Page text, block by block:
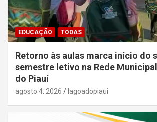
EDUCAÇÃO TODAS
Retorno às aulas marca início do
semestre letivo na Rede
do Piauí
agosto 4, 2026 lagoadopiaui